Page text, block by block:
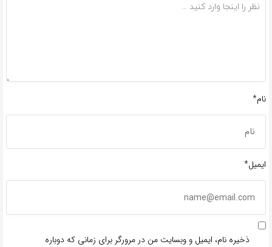
نام*
ایمیل*
ذخیره نام، ایمیل و وبسایت من در مرورگر برای زمانی که دوباره